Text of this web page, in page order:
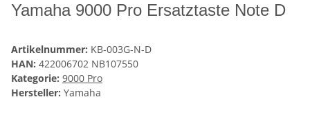
Yamaha 9000 Pro Ersatztaste Note D
Artikelnummer: KB-003G-N-D
HAN: 422006702 NB107550
Kategorie: 9000 Pro
Hersteller: Yamaha